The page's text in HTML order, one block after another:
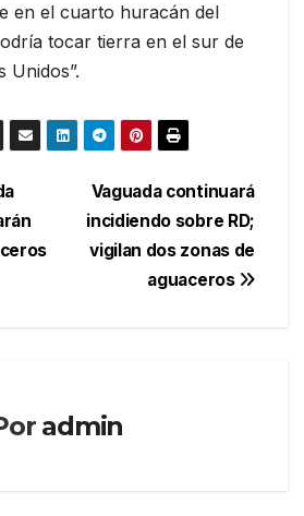
en el cuarto huracán del
tocar tierra en el sur de
Unidos”.
Vaguada continuará
incidiendo sobre RD;
vigilan dos zonas de
aguaceros
admin